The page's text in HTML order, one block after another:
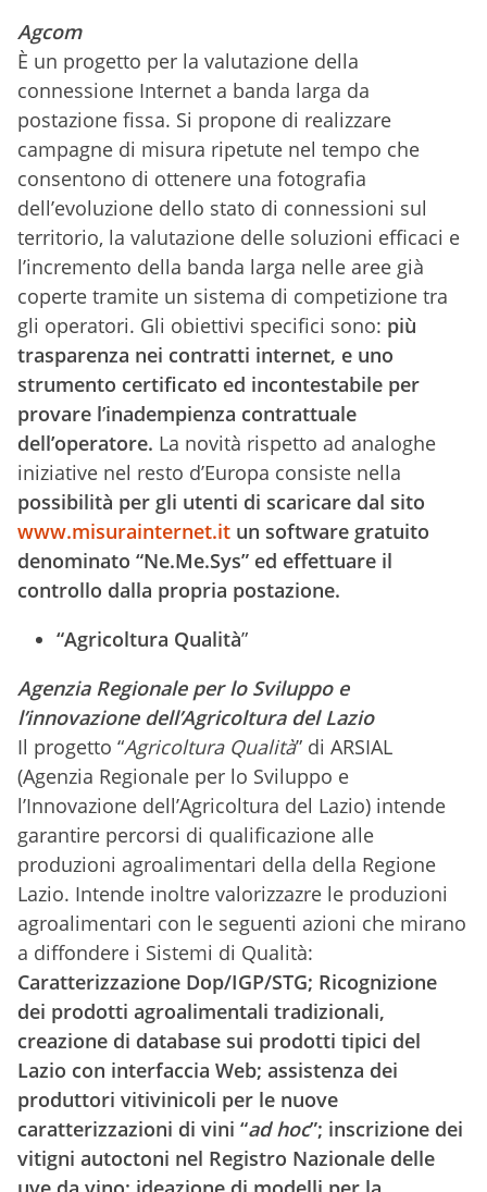
Agcom
È un progetto per la valutazione della
connessione Internet a banda larga da
postazione fissa. Si propone di realizzare
campagne di misura ripetute nel tempo che
consentono di ottenere una fotografia
dell’evoluzione dello stato di connessioni sul
territorio, la valutazione delle soluzioni efficaci e
l’incremento della banda larga nelle aree già
coperte tramite un sistema di competizione tra
gli operatori. Gli obiettivi specifici sono: più
trasparenza nei contratti internet, e uno
strumento certificato ed incontestabile per
provare l’inadempienza contrattuale
dell’operatore. La novità rispetto ad analoghe
iniziative nel resto d’Europa consiste nella
possibilità per gli utenti di scaricare dal sito
www.misurainternet.it un software gratuito
denominato “Ne.Me.Sys” ed effettuare il
controllo dalla propria postazione.
“Agricoltura Qualità”
Agenzia Regionale per lo Sviluppo e
l’innovazione dell’Agricoltura del Lazio
Il progetto “Agricoltura Qualità” di ARSIAL
(Agenzia Regionale per lo Sviluppo e
l’Innovazione dell’Agricoltura del Lazio) intende
garantire percorsi di qualificazione alle
produzioni agroalimentari della della Regione
Lazio. Intende inoltre valorizzazre le produzioni
agroalimentari con le seguenti azioni che mirano
a diffondere i Sistemi di Qualità:
Caratterizzazione Dop/IGP/STG; Ricognizione
dei prodotti agroalimentali tradizionali,
creazione di database sui prodotti tipici del
Lazio con interfaccia Web; assistenza dei
produttori vitivinicoli per le nuove
caratterizzazioni di vini “ad hoc”; inscrizione dei
vitigni autoctoni nel Registro Nazionale delle